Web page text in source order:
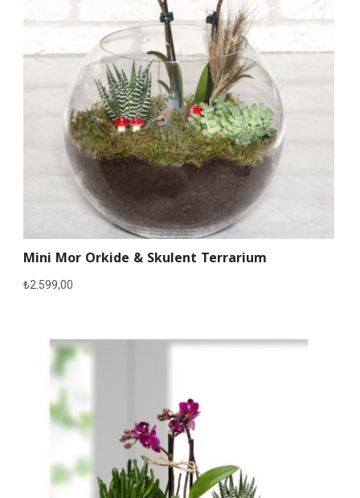
Mini Mor Orkide & Skulent Terrarium
₺2.599,00